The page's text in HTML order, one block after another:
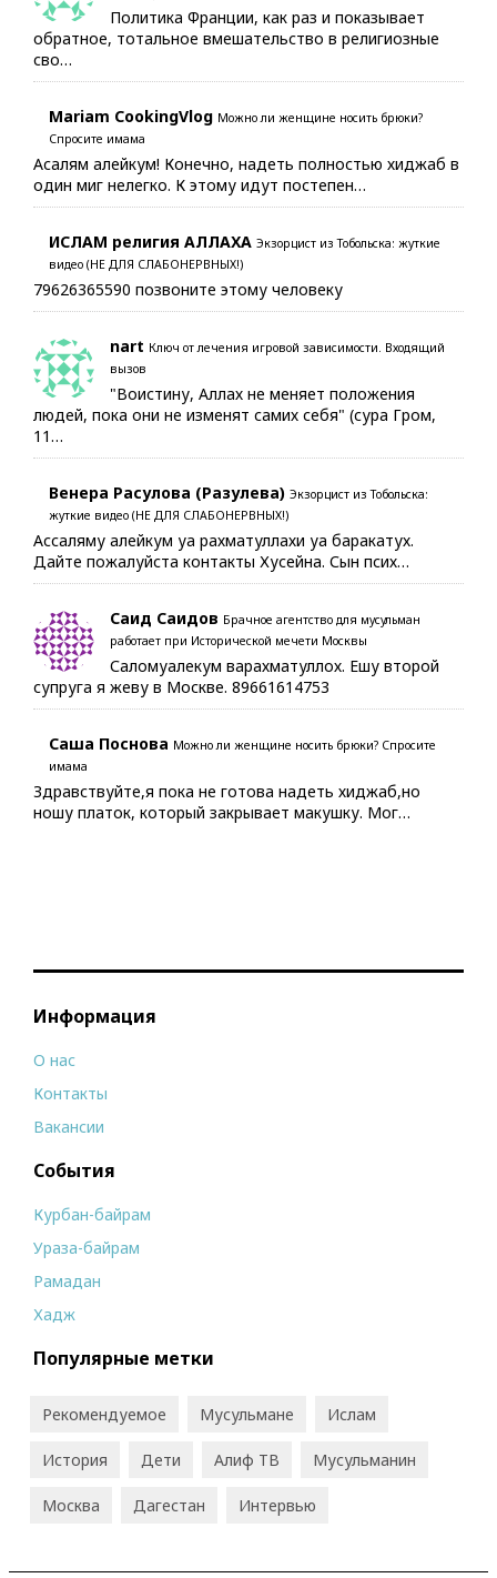
Политика Франции, как раз и показывает
обратное, тотальное вмешательство в религиозные
сво…
Mariam CookingVlog Можно ли женщине носить брюки?
Спросите имама
Асалям алейкум! Конечно, надеть полностью хиджаб в
один миг нелегко. К этому идут постепен…
ИСЛАМ религия АЛЛАХА Экзорцист из Тобольска: жуткие
видео (НЕ ДЛЯ СЛАБОНЕРВНЫХ!)
79626365590 позвоните этому человеку
nart Ключ от лечения игровой зависимости. Входящий
вызов
"Воистину, Аллах не меняет положения
людей, пока они не изменят самих себя" (сура Гром,
11…
Венера Расулова (Разулева) Экзорцист из Тобольска:
жуткие видео (НЕ ДЛЯ СЛАБОНЕРВНЫХ!)
Ассаляму алейкум уа рахматуллахи уа баракатух.
Дайте пожалуйста контакты Хусейна. Сын псих…
Саид Саидов Брачное агентство для мусульман
работает при Исторической мечети Москвы
Саломуалекум варахматуллох. Ешу второй
супруга я жеву в Москве. 89661614753
Саша Поснова Можно ли женщине носить брюки? Спросите
имама
Здравствуйте,я пока не готова надеть хиджаб,но
ношу платок, который закрывает макушку. Мог…
Информация
О нас
Контакты
Вакансии
События
Курбан-байрам
Ураза-байрам
Рамадан
Хадж
Популярные метки
Рекомендуемое Мусульмане Ислам
История Дети Алиф ТВ Мусульманин
Москва Дагестан Интервью